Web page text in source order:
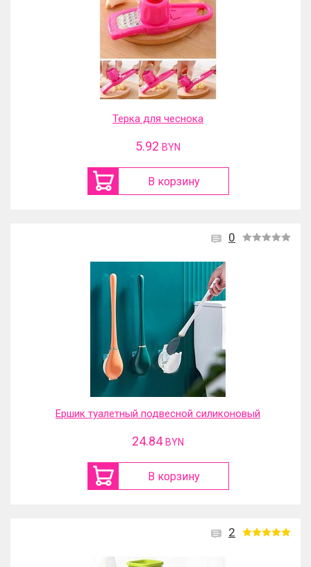
Терка для чеснока
5.92 BYN
В корзину
0
Ершик туалетный подвесной силиконовый
24.84 BYN
В корзину
2